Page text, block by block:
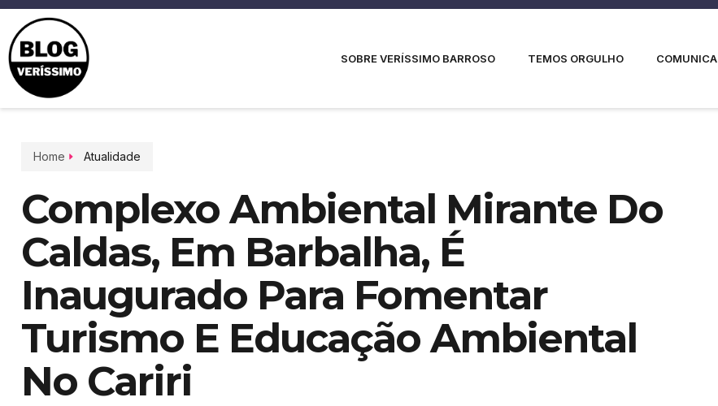
SOBRE VERÍSSIMO BARROSO TEMOS ORGULHO COMUNICA
Home Atualidade
Complexo Ambiental Mirante Do
Caldas, Em Barbalha, É
Inaugurado Para Fomentar
Turismo E Educação Ambiental
No Cariri